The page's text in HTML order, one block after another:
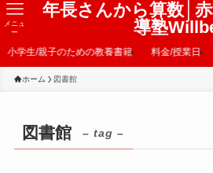
年長さんから算数│
導塾
メニュ
ー
小学生/親子のための教養書籍 料金/授業日
ホーム 図書館
図書館 – tag –